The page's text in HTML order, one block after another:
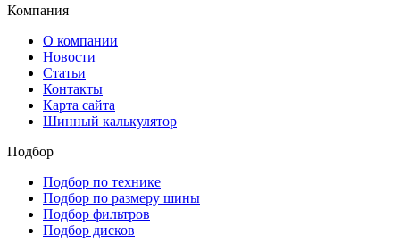
Компания
О компании
Новости
Статьи
Контакты
Карта сайта
Шинный калькулятор
Подбор
Подбор по технике
Подбор по размеру шины
Подбор фильтров
Подбор дисков